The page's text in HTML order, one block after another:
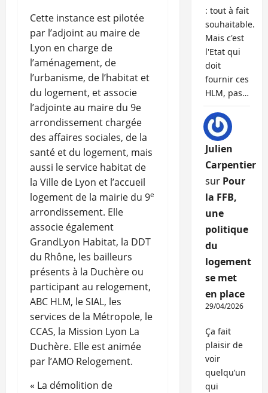
Cette instance est pilotée
par l’adjoint au maire de
Lyon en charge de
l’aménagement, de
l’urbanisme, de l’habitat et
du logement, et associe
l’adjointe au maire du 9e
arrondissement chargée
des affaires sociales, de la
santé et du logement, mais
aussi le service habitat de
la Ville de Lyon et l’accueil
logement de la mairie du 9e
arrondissement. Elle
associe également
GrandLyon Habitat, la DDT
du Rhône, les bailleurs
présents à la Duchère ou
participant au relogement,
ABC HLM, le SIAL, les
services de la Métropole, le
CCAS, la Mission Lyon La
Duchère. Elle est animée
par l’AMO Relogement.
« La démolition de
: tout à fait
souhaitable.
Mais c'est
l'Etat qui
doit
fournir ces
HLM, pas…
Julien
Carpentier
sur Pour
la FFB,
une
politique
du
logement
se met
en place
29/04/2026
Ça fait
plaisir de
voir
quelqu’un
qui